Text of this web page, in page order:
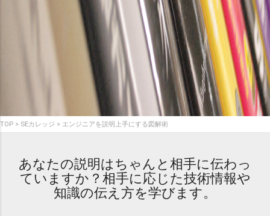
TOP SEカレッジ エンジニアを説明上手にする図解術
あなたの説明はちゃんと相手に伝わっ
ていますか？相手に応じた技術情報や
知識の伝え方を学びます。